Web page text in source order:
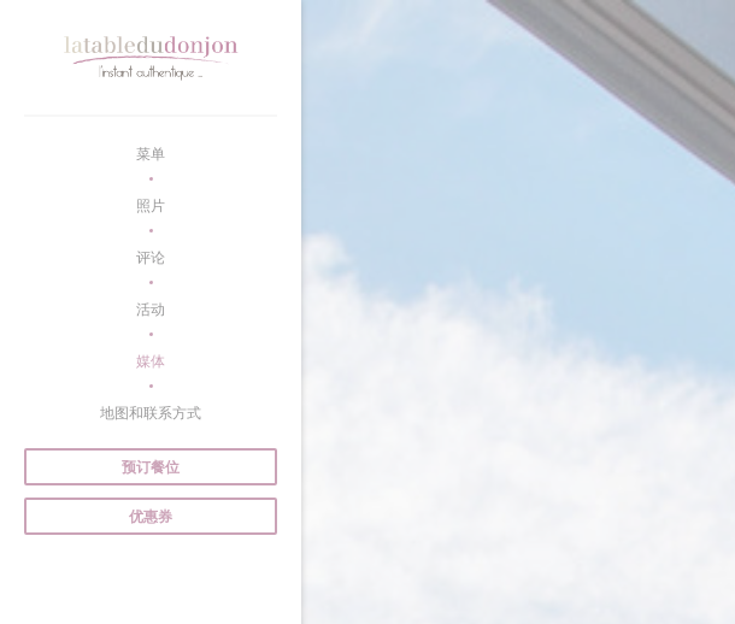
菜单
照片
评论
活动
媒体
地图和联系方式
预订餐位
优惠券